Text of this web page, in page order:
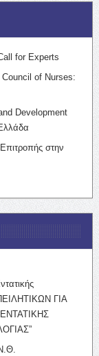
for Experts
of Nurses:
Development
στην
ΓΙΑ